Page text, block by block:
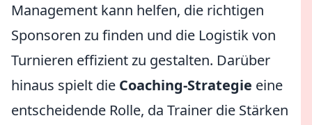
Management kann helfen, die richtigen
Sponsoren zu finden und die Logistik von
Turnieren effizient zu gestalten. Darüber
hinaus spielt die Coaching-Strategie eine
entscheidende Rolle, da Trainer die Stärken